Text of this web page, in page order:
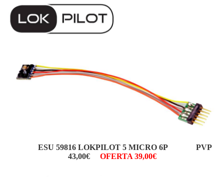
ESU 59816 LOKPILOT 5 MICRO 6P PVP
43,00€ OFERTA 39,00€